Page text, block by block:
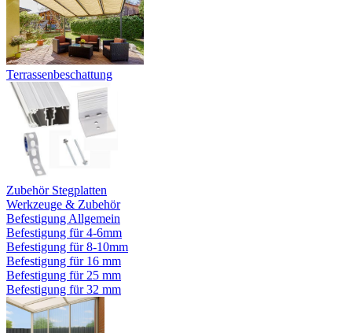
Terrassenbeschattung
Zubehör Stegplatten
Werkzeuge & Zubehör
Befestigung Allgemein
Befestigung für 4-6mm
Befestigung für 8-10mm
Befestigung für 16 mm
Befestigung für 25 mm
Befestigung für 32 mm